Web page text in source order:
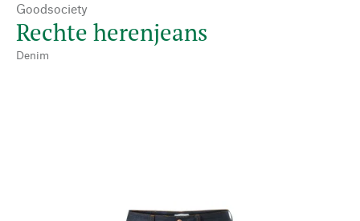
Goodsociety
Rechte herenjeans
Denim